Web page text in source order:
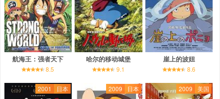
航海王：强者天下
8.5
哈尔的移动城堡
9.1
崖上的波妞
8.6
2001 日本 2009 日本 2009 美国